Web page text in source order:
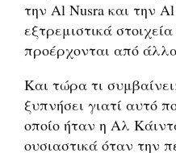
την Al Nusra και την Αl
εξτρεμιστικά
προέρχονται από
Και τώρα τι
ξυπνήσει γιατί αυτό
οποίο ήταν η Αλ
ουσιαστικά όταν την